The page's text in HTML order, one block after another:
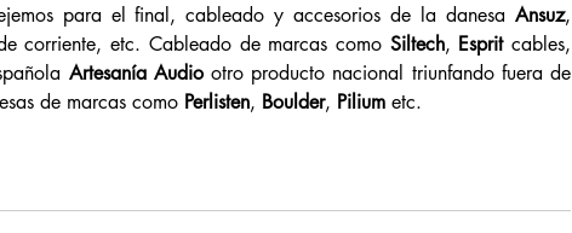
para el final, cableado y accesorios de la danesa Ansuz,
corriente, etc. Cableado de marcas como Siltech, Esprit cables,
Artesanía Audio otro producto nacional triunfando fuera de
de marcas como Perlisten, Boulder, Pilium etc.